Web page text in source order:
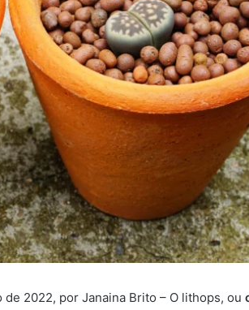
de 2022, por Janaina Brito – O lithops, ou